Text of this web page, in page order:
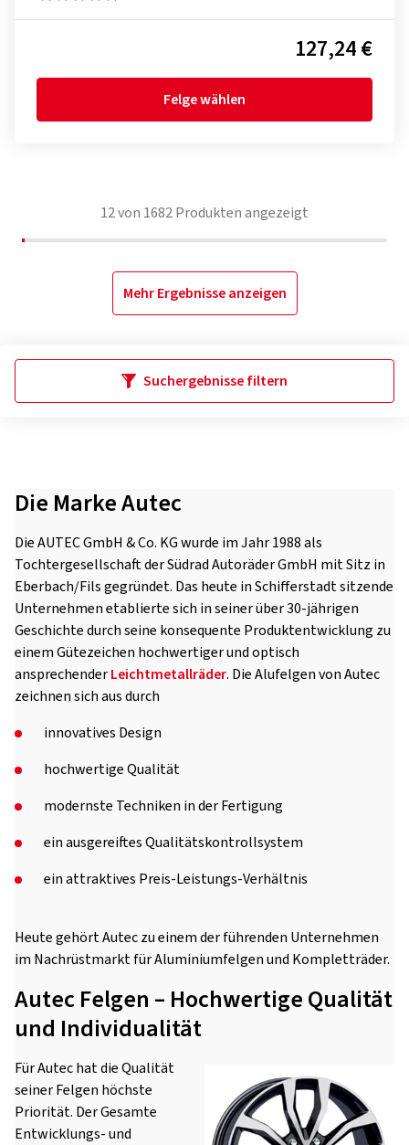
127,24 €
Felge wählen
12von 1682Produkten angezeigt
Mehr Ergebnisse anzeigen
Suchergebnisse filtern
Die Marke Autec
Die AUTEC GmbH & Co. KG wurde im Jahr 1988 als
Tochtergesellschaft der Südrad Autoräder GmbH mit Sitz in
Eberbach/Fils gegründet. Das heute in Schifferstadt sitzende
Unternehmen etablierte sich in seiner über 30-jährigen
Geschichte durch seine konsequente Produktentwicklung zu
einem Gütezeichen hochwertiger und optisch
ansprechenderLeichtmetallräder. Die Alufelgen von Autec
zeichnen sich aus durch
innovatives Design
hochwertige Qualität
modernste Techniken in der Fertigung
ein ausgereiftes Qualitätskontrollsystem
ein attraktives Preis-Leistungs-Verhältnis
Heute gehört Autec zu einem der führenden Unternehmen
im Nachrüstmarkt für Aluminiumfelgen und Kompletträder.
Autec Felgen – Hochwertige Qualität
und Individualität
Für Autec hat die Qualität
seiner Felgen höchste
Priorität. Der Gesamte
Entwicklungs- und